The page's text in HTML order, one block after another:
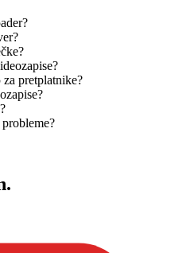
pretplatnike?